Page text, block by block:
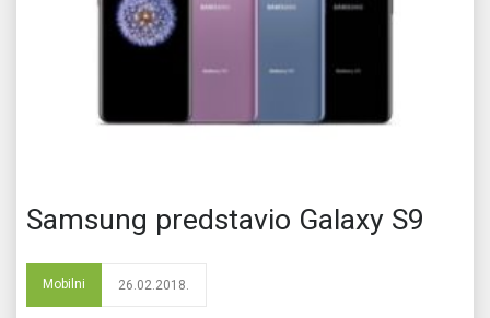
Samsung predstavio Galaxy S9
Mobilni 26.02.2018.